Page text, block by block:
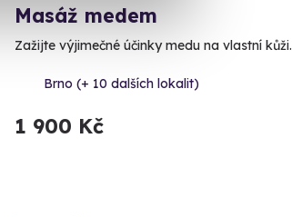
Masáž medem
Zažijte výjimečné účinky medu na vlastní kůži.
Brno (+ 10 dalších lokalit)
1 900 Kč